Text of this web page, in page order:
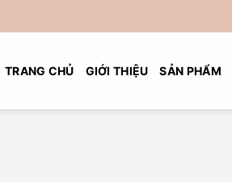
TRANG CHỦ GIỚI THIỆU SẢN PHẨM